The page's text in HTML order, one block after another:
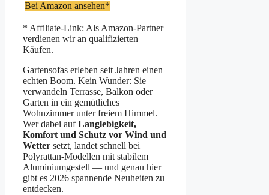
Bei Amazon ansehen*
* Affiliate-Link: Als Amazon-Partner
verdienen wir an qualifizierten
Käufen.
Gartensofas erleben seit Jahren einen
echten Boom. Kein Wunder: Sie
verwandeln Terrasse, Balkon oder
Garten in ein gemütliches
Wohnzimmer unter freiem Himmel.
Wer dabei aufLanglebigkeit,
Komfort und Schutz vor Wind und
Wetter setzt, landet schnell bei
Polyrattan-Modellen mit stabilem
Aluminiumgestell — und genau hier
gibt es 2026 spannende Neuheiten zu
entdecken.